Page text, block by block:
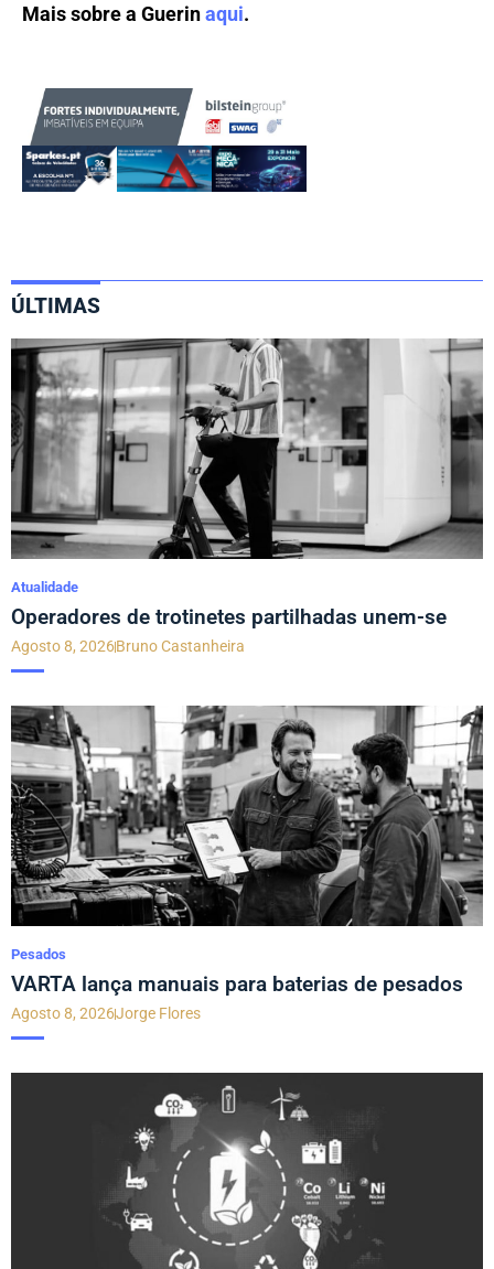
Mais sobre a Guerinaqui.
ÚLTIMAS
Atualidade
Operadores de trotinetes partilhadas unem-se
Agosto 8, 2026Bruno Castanheira
Pesados
VARTA lança manuais para baterias de pesados
Agosto 8, 2026Jorge Flores